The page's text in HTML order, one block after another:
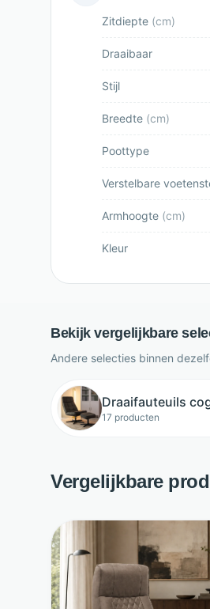
Zitdiepte (cm)
Draaibaar
Stijl
Breedte (cm)
Poottype
Verstelbare
Armhoogte (cm)
Kleur
Bekijk vergelijkbare
Andere selecties binnen
Draaifauteuils
17 producten
Vergelijkbare